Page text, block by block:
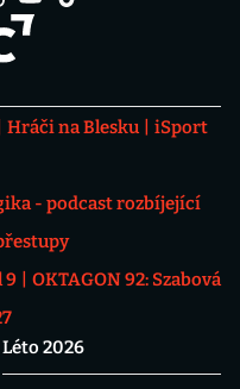
Hráči na Blesku
iSport
- podcast rozbíjející
9
OKTAGON 92: Szabová
Léto 2026